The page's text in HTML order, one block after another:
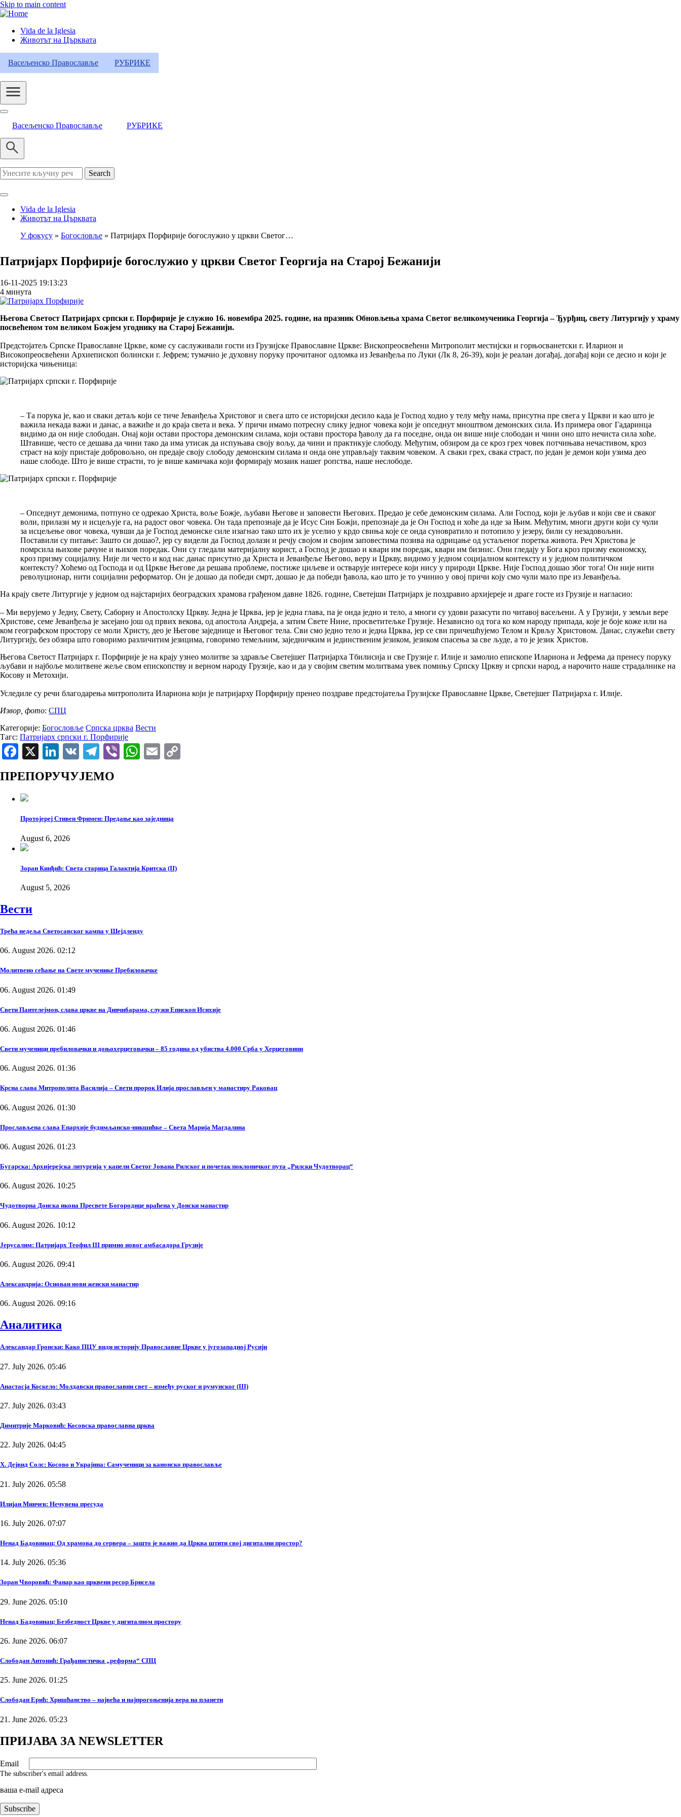
Skip to main content
Header
Category
Menu
Vida de la Iglesia
Животът на Църквата
Васељенско Православље РУБРИКЕ
Васељенско Православље РУБРИКЕ
Search
Vida de la Iglesia
Животът на Църквата
У фокусу Богословље Патријарх Порфирије богослужио у цркви Светог…
Патријарх Порфирије богослужио у цркви Светог Георгија на Старој Бежанији
16-11-2025 19:13:23
4 минута
Његова Светост Патријарх српски г. Порфирије је служио 16. новембра 2025. године, на празник Обновљења храма Светог великомученика Георгија – Ђурђиц, свету Литургију у храму
посвећеном том великом Божјем угоднику на Старој Бежанији.
Предстојатељ Српске Православне Цркве, коме су саслуживали гости из Грузијске Православне Цркве: Вископреосвећени Митрополит местијски и горњосванетски г. Иларион и
Високопреосвећени Архиепископ болински г. Јефрем; тумачио је духовну поруку прочитаног одломка из Јеванђеља по Луки (Лк 8, 26-39), који је реалан догађај, догађај који се десио и који је
историјска чињеница:
– Та порука је, као и сваки детаљ који се тиче Јеванђеља Христовог и свега што се историјски десило када је Господ ходио у телу међу нама, присутна пре свега у Цркви и као што је
важила некада важи и данас, а важиће и до краја света и века. У причи имамо потресну слику једног човека који је опседнут мноштвом демонских сила. Из примера овог Гадаринца
видимо да он није слободан. Онај који остави простора демонским силама, који остави простора ђаволу да га поседне, онда он више није слободан и чини оно што нечиста сила хоће.
Штавише, често се дешава да чини тако да има утисак да испуњава своју вољу, да чини и практикује слободу. Међутим, обзиром да се кроз грех човек потчињава нечастивом, кроз
страст на коју пристаје добровољно, он предаје своју слободу демонским силама и онда оне управљају таквим човеком. А сваки грех, свака страст, по један је демон који узима део
наше слободе. Што је више страсти, то је више камичака који формирају мозаик нашег ропства, наше неслободе.
– Опседнут демонима, потпуно се одрекао Христа, вољe Божјe, љубави Његове и заповести Његових. Предао је себе демонским силама. Али Господ, који је љубав и који све и сваког
воли, прилази му и исцељује га, на радост овог човека. Он тада препознаје да је Исус Син Божји, препознаје да је Он Господ и хоће да иде за Њим. Међутим, многи други који су чули
за исцељење овог човека, чувши да је Господ демонске силе изагнао тако што их је уселио у крдо свиња које се онда суновратило и потопило у језеру, били су незадовољни.
Поставили су питање: Зашто си дошао?, јер су видели да Господ долази и речју својом и својим заповестима позива на одрицање од устаљеног поретка живота. Реч Христова је
помрсила њихове рачуне и њихов поредак. Они су гледали материјалну корист, а Господ је дошао и квари им поредак, квари им бизнис. Они гледају у Бога кроз призму економску,
кроз призму социјалну. Није ли често и код нас данас присутно да Христа и Јеванђеље Његово, веру и Цркву, видимо у једном социјалном контексту и у једном политичком
контексту? Хоћемо од Господа и од Цркве Његове да решава проблеме, постиже циљеве и остварује интересе који нису у природи Цркве. Није Господ дошао због тога! Он није нити
револуционар, нити социјални реформатор. Он је дошао да победи смрт, дошао је да победи ђавола, као што је то учинио у овој причи коју смо чули мало пре из Јеванђеља.
На крају свете Литургије у једном од најстаријих београдских храмова грађеном давне 1826. године, Светејши Патријарх је поздравио архијереје и драге госте из Грузије и нагласио:
– Ми верујемо у Једну, Свету, Саборну и Апостолску Цркву. Једна је Црква, јер је једна глава, па је онда једно и тело, а многи су удови разасути по читавој васељени. А у Грузији, у земљи вере
Христове, семе Јеванђеља је засејано још од првих векова, од апостола Андреја, а затим Свете Нине, просветитељке Грузије. Независно од тога ко ком народу припада, које је боје коже или на
ком географском простору се моли Христу, део је Његове заједнице и Његовог тела. Сви смо једно тело и једна Црква, јер се сви причешћујемо Телом и Крвљу Христовом. Данас, служећи свету
Литургију, без обзира што говоримо различитим језицима, говоримо темељним, заједничким и јединственим језиком, језиком спасења за све људе, а то је језик Христов.
Његова Светост Патријарх г. Порфирије је на крају узнео молитве за здравље Светејшег Патријарха Тбилисија и све Грузије г. Илије и замолио епископе Илариона и Јефрема да пренесу поруку
љубави и најбоље молитвене жеље свом епископству и верном народу Грузије, као и да у својим светим молитвама увек помињу Српску Цркву и српски народ, а нарочито наше страдалнике на
Косову и Метохији.
Уследиле су речи благодарења митрополита Илариона који је патријарху Порфирију пренео поздраве предстојатеља Грузијске Православне Цркве, Светејшег Патријарха г. Илије.
Извор, фото: СПЦ
Категорије: Богословље Српска црква Вести
Тагс: Патријарх српски г. Порфирије
Facebook
X LinkedIn
VK Telegram
ViberWhatsApp
Email
ПРЕПОРУЧУЈЕМО
Протојереј Стивен Фримен: Предање као заједница
August 6, 2026
Зоран Кинђић: Света старица Галактија Критска (II)
August 5, 2026
Вести
Трећа недеља Светосавског кампа у Шејдленду
06. August 2026. 02:12
Молитвено сећање на Свете мученике Пребиловачке
06. August 2026. 01:49
Свети Пантелејмон, слава цркве на Дивчибарама, служи Епископ Исихије
06. August 2026. 01:46
Свети мученици пребиловачки и доњохерцеговачки – 85 година од убиства 4.000 Срба у Херцеговини
06. August 2026. 01:36
Крсна слава Митрополита Василија – Свети пророк Илија прослављен у манастиру Раковац
06. August 2026. 01:30
Прослављена слава Епархије будимљанско-никшићке – Света Марија Магдалина
06. August 2026. 01:23
Бугарска: Архијерејска литургија у капели Светог Јована Рилског и почетак поклоничког пута „Рилски Чудотворац“
06. August 2026. 10:25
Чудотворна Донска икона Пресвете Богородице враћена у Донски манастир
06. August 2026. 10:12
Јерусалим: Патријарх Теофил III примио новог амбасадора Грузије
06. August 2026. 09:41
Александрија: Основан нови женски манастир
06. August 2026. 09:16
Аналитика
Александар Гронски: Како ПЦУ види историју Православне Цркве у југозападној Русији
27. July 2026. 05:46
Анастасја Коскело: Молдавски православни свет – између руског и румунског (III)
27. July 2026. 03:43
Димитрије Марковић: Косовска православна црква
22. July 2026. 04:45
Х. Дејвид Солс: Косово и Украјина: Самученици за канонско православље
21. July 2026. 05:58
Илијан Минчев: Нечувена пресуда
16. July 2026. 07:07
Ненад Бадовинац: Од храмова до сервера – зашто је важно да Црква штити свој дигитални простор?
14. July 2026. 05:36
Зоран Чворовић: Фанар као црквени ресор Брисела
29. June 2026. 05:10
Ненад Бадовинац: Безбедност Цркве у дигиталном простору
26. June 2026. 06:07
Слободан Антонић: Грађанистичка „реформа“ СПЦ
25. June 2026. 01:25
Слободан Ерић: Хришћанство – највећа и најпрогоњенија вера на планети
21. June 2026. 05:23
ПРИЈАВА ЗА NEWSLETTER
Email
The subscriber's email address.
ваша е-mail адреса